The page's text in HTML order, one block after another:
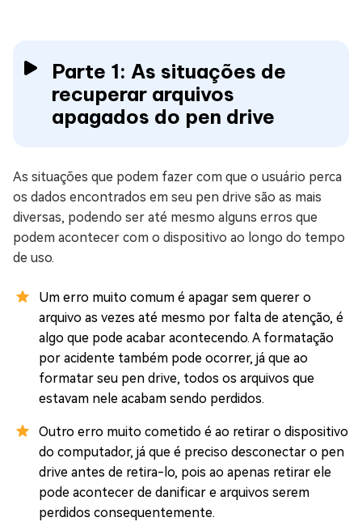
Parte 1: As situações de
recuperar arquivos
apagados do pen drive
As situações que podem fazer com que o usuário perca
os dados encontrados em seu pen drive são as mais
diversas, podendo ser até mesmo alguns erros que
podem acontecer com o dispositivo ao longo do tempo
de uso.
Um erro muito comum é apagar sem querer o
arquivo as vezes até mesmo por falta de atenção, é
algo que pode acabar acontecendo. A formatação
por acidente também pode ocorrer, já que ao
formatar seu pen drive, todos os arquivos que
estavam nele acabam sendo perdidos.
Outro erro muito cometido é ao retirar o dispositivo
do computador, já que é preciso desconectar o pen
drive antes de retira-lo, pois ao apenas retirar ele
pode acontecer de danificar e arquivos serem
perdidos consequentemente.